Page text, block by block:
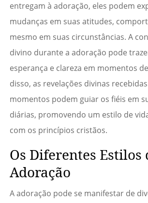
entregam à adoração, eles podem
mudanças em suas atitudes,
mesmo em suas circunstâncias. A
divino durante a adoração pode
esperança e clareza em momentos
disso, as revelações divinas
momentos podem guiar os fiéis em
diárias, promovendo um estilo de
com os princípios cristãos.
Os Diferentes Estilos
Adoração
A adoração pode se manifestar de